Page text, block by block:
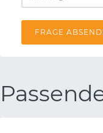
FRAGE